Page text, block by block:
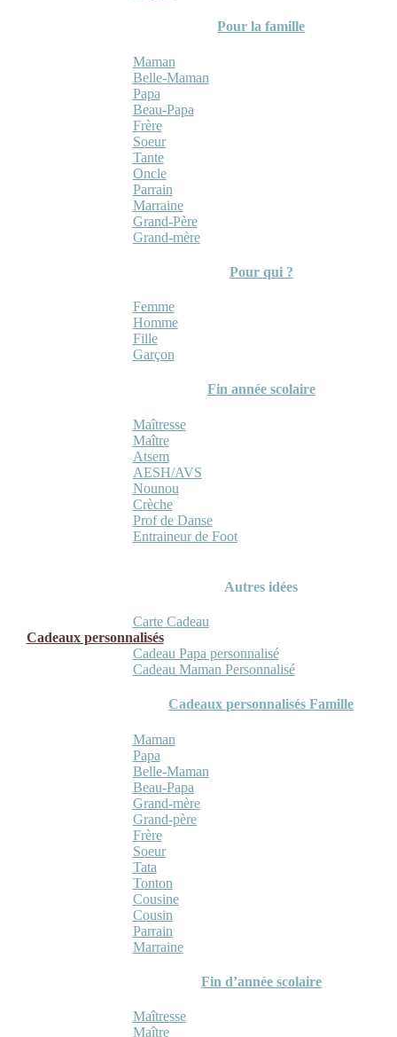
Pour la famille
Maman
Belle-Maman
Papa
Beau-Papa
Frère
Soeur
Tante
Oncle
Parrain
Marraine
Grand-Père
Grand-mère
Pour qui ?
Femme
Homme
Fille
Garçon
Fin année scolaire
Maîtresse
Maître
Atsem
AESH/AVS
Nounou
Crèche
Prof de Danse
Entraineur de Foot
Autres idées
Carte Cadeau
Cadeaux personnalisés
Cadeau Papa personnalisé
Cadeau Maman Personnalisé
Cadeaux personnalisés Famille
Maman
Papa
Belle-Maman
Beau-Papa
Grand-mère
Grand-père
Frère
Soeur
Tata
Tonton
Cousine
Cousin
Parrain
Marraine
Fin d’année scolaire
Maîtresse
Maître